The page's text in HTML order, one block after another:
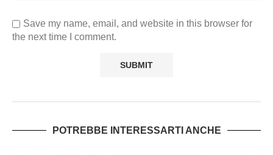
Save my name, email, and website in this browser for
the next time I comment.
POTREBBE INTERESSARTI ANCHE